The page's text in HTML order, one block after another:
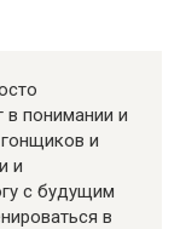
в понимании и
и
и
с будущим
в